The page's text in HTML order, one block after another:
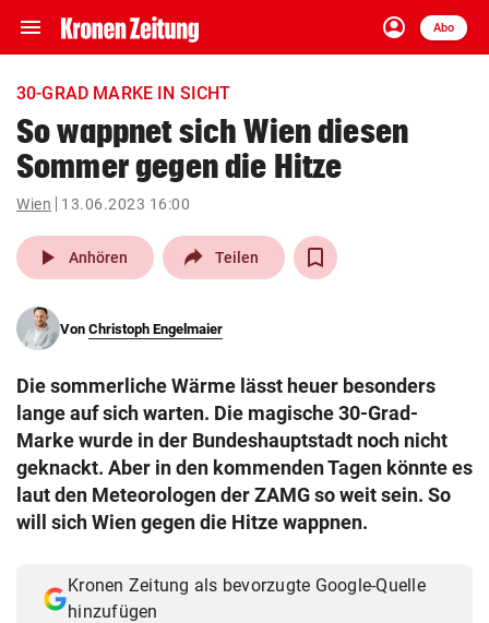
menu Navigation
ein-/ausklappen
account_circle
Anmelden
Abo
close Schließen
account_circle Anmelden
arrow_right
pin_drop
Wien arrow_right
search
eingeben
© Krone Multimedia GmbH & Co KG 2026
Muthgasse 2, 1190 Wien
30-GRAD MARKE IN SICHT
So wappnet sich Wien diesen
Sommer gegen die Hitze
Wien 13.06.2023 16:00
play_arrow Anhören Teilen
Von Christoph Engelmaier
Die sommerliche Wärme lässt heuer besonders
lange auf sich warten. Die magische 30-Grad-
Marke wurde in der Bundeshauptstadt noch nicht
geknackt. Aber in den kommenden Tagen könnte es
laut den Meteorologen der ZAMG so weit sein. So
will sich Wien gegen die Hitze wappnen.
Kronen Zeitung als bevorzugte Google-Quelle
hinzufügen